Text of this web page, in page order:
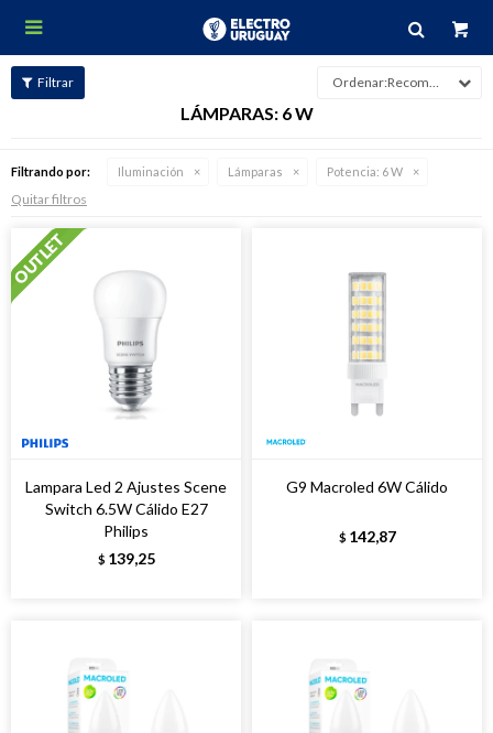

Recomendados
LÁMPARAS: 6 W
Filtrando por: Iluminación Lámparas Potencia: 6 W
Quitar filtros
Lampara Led 2 Ajustes Scene
Switch 6.5W Cálido E27
Philips
$ 139,25
G9 Macroled 6W Cálido
$ 142,87